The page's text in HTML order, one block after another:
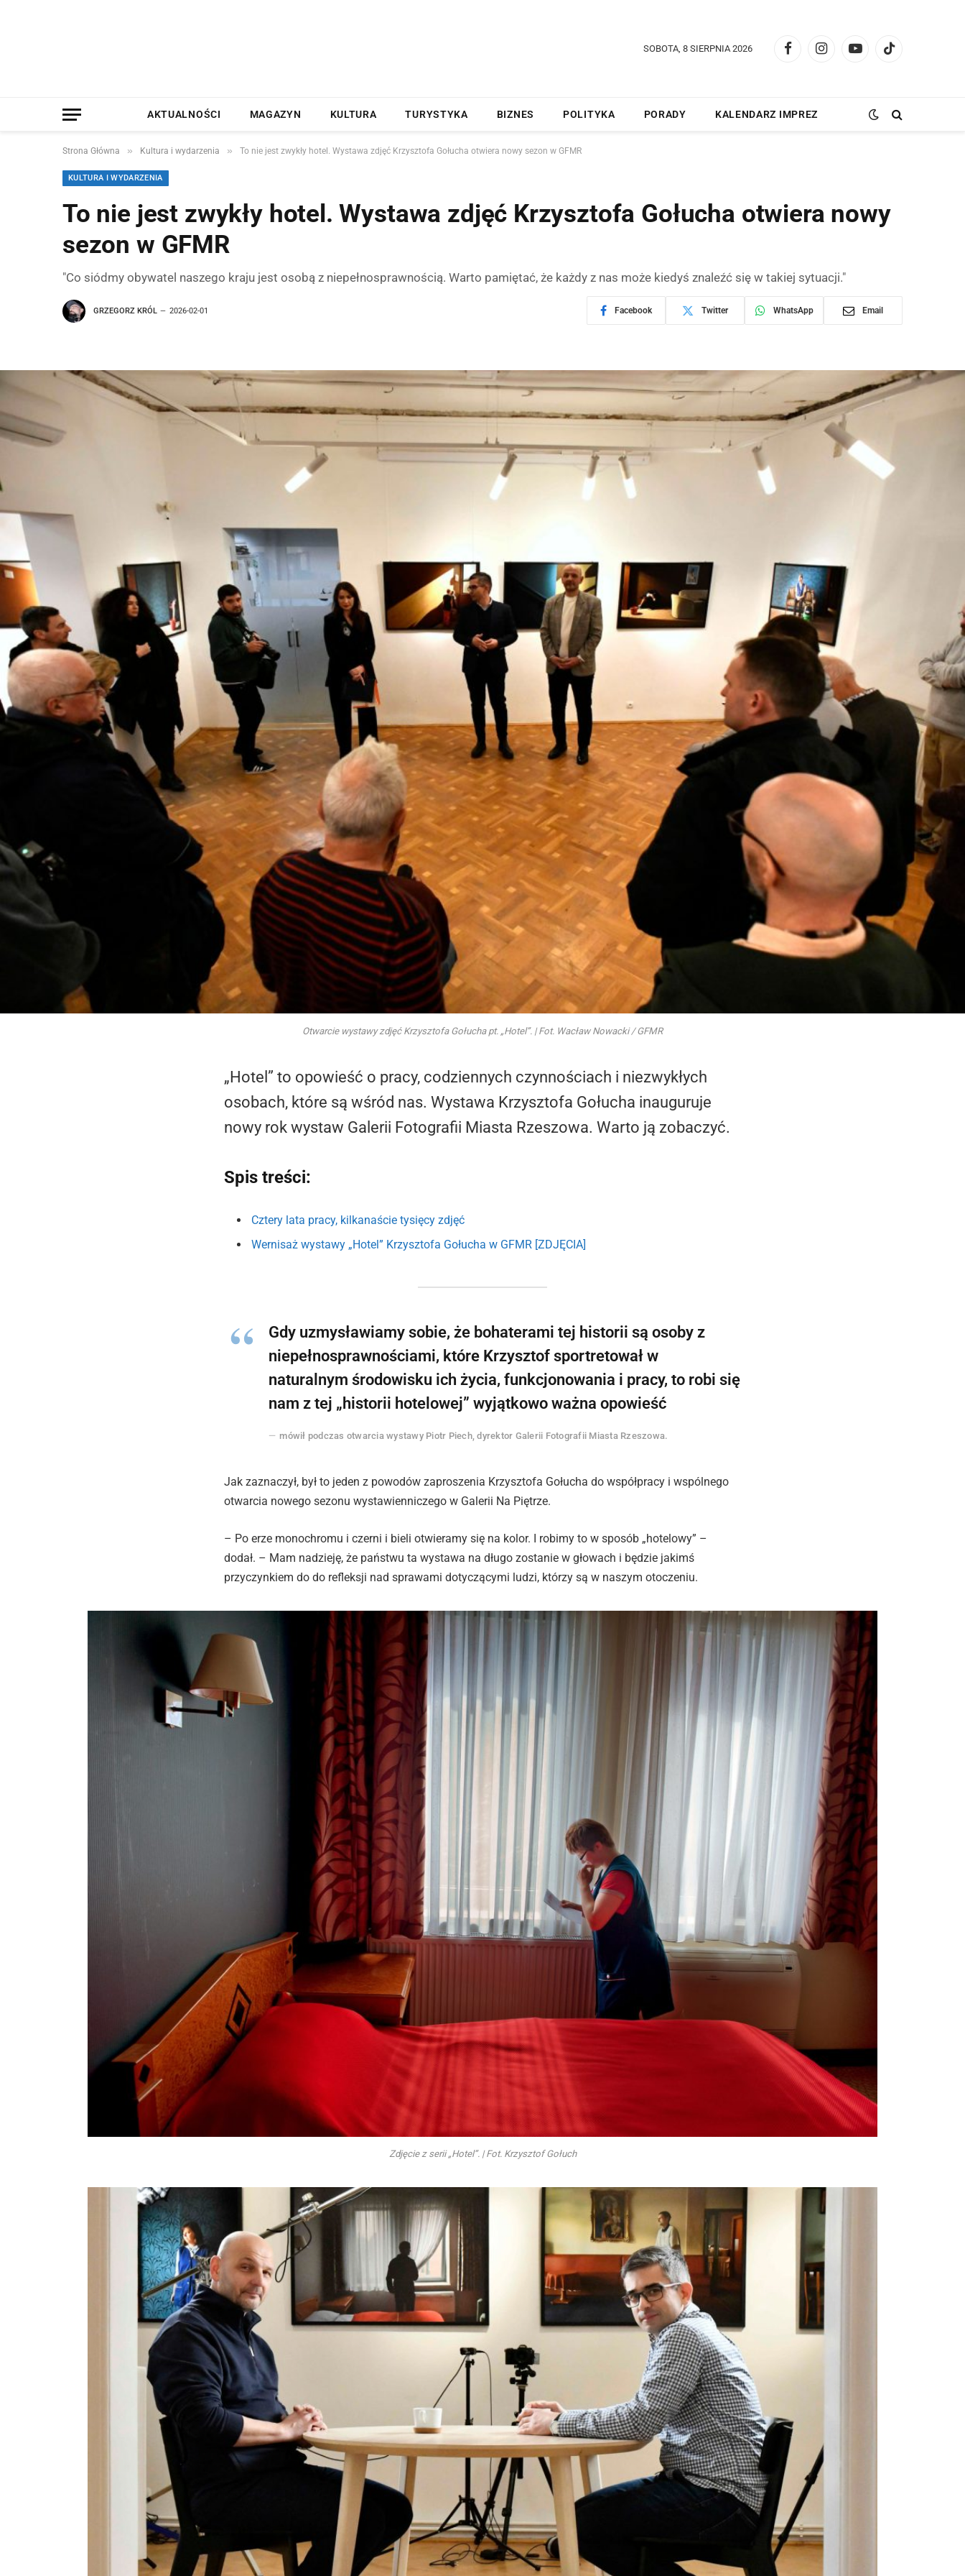
SOBOTA, 8 SIERPNIA 2026
FacebookInstagramYouTubeTikTok
AKTUALNOŚCI MAGAZYN KULTURA TURYSTYKA BIZNES POLITYKA PORADY KALENDARZ IMPREZ
Strona Główna » Kultura i wydarzenia » To nie jest zwykły hotel. Wystawa zdjęć Krzysztofa Gołucha otwiera nowy sezon w GFMR
KULTURA I WYDARZENIA
To nie jest zwykły hotel. Wystawa zdjęć Krzysztofa Gołucha otwiera nowy
sezon w GFMR
"Co siódmy obywatel naszego kraju jest osobą z niepełnosprawnością. Warto pamiętać, że każdy z nas może kiedyś znaleźć się w takiej sytuacji."
GRZEGORZ KRÓL 2026-02-01 Facebook Twitter WhatsApp Email
Otwarcie wystawy zdjęć Krzysztofa Gołucha pt. „Hotel”. | Fot. Wacław Nowacki / GFMR
„Hotel” to opowieść o pracy, codziennych czynnościach i niezwykłych
osobach, które są wśród nas. Wystawa Krzysztofa Gołucha inauguruje
nowy rok wystaw Galerii Fotografii Miasta Rzeszowa. Warto ją zobaczyć.
Spis treści:
Cztery lata pracy, kilkanaście tysięcy zdjęć
Wernisaż wystawy „Hotel” Krzysztofa Gołucha w GFMR [ZDJĘCIA]
Gdy uzmysławiamy sobie, że bohaterami tej historii są osoby z
niepełnosprawnościami, które Krzysztof sportretował w
naturalnym środowisku ich życia, funkcjonowania i pracy, to robi się
nam z tej „historii hotelowej” wyjątkowo ważna opowieść
mówił podczas otwarcia wystawy Piotr Piech, dyrektor Galerii Fotografii Miasta Rzeszowa.
Jak zaznaczył, był to jeden z powodów zaproszenia Krzysztofa Gołucha do współpracy i wspólnego
otwarcia nowego sezonu wystawienniczego w Galerii Na Piętrze.
– Po erze monochromu i czerni i bieli otwieramy się na kolor. I robimy to w sposób „hotelowy” –
dodał. – Mam nadzieję, że państwu ta wystawa na długo zostanie w głowach i będzie jakimś
przyczynkiem do do refleksji nad sprawami dotyczącymi ludzi, którzy są w naszym otoczeniu.
Zdjęcie z serii „Hotel”. | Fot. Krzysztof Gołuch